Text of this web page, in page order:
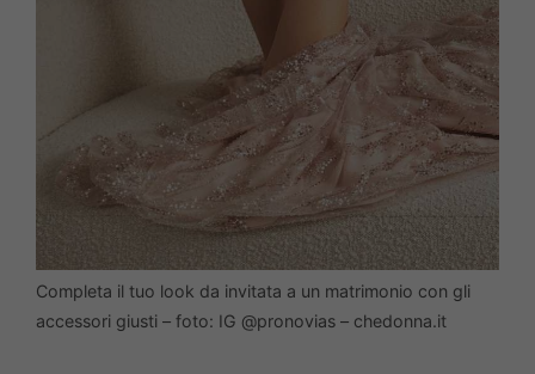
Completa il tuo look da invitata a un matrimonio con gli
accessori giusti – foto: IG @pronovias – chedonna.it